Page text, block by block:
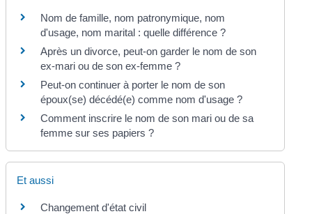
Nom de famille, nom patronymique, nom
d'usage, nom marital : quelle différence ?
Après un divorce, peut-on garder le nom de son
ex-mari ou de son ex-femme ?
Peut-on continuer à porter le nom de son
époux(se) décédé(e) comme nom d'usage ?
Comment inscrire le nom de son mari ou de sa
femme sur ses papiers ?
Et aussi
Changement d'état civil